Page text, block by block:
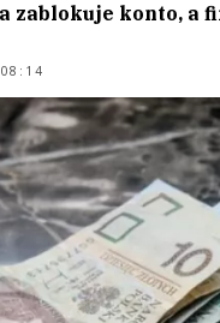
zablokuje konto, a